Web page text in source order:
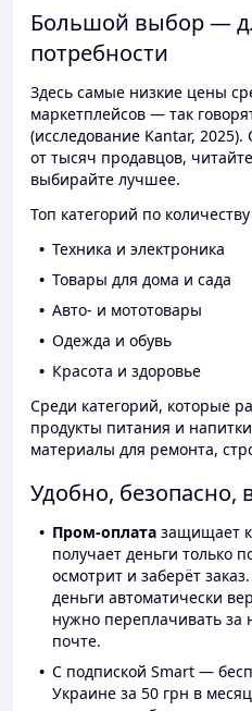
Большой выбор —
потребности
Здесь самые низкие цены
маркетплейсов — так
(исследование Kantar,
от тысяч продавцов,
выбирайте лучшее.
Топ категорий по количеству
Техника и электроника
Товары для дома и сада
Авто- и мототовары
Одежда и обувь
Красота и здоровье
Среди категорий, которые
продукты питания и
материалы для ремонта,
Удобно, безопасно,
Пром-оплата защищает
получает деньги только
осмотрит и заберёт
деньги автоматически
нужно переплачивать
почте.
С подпиской Smart —
Украине за 50 грн в